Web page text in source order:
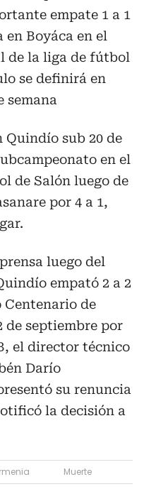
empate 1 a 1
Boyáca en el
de la liga de fútbol
se definirá en
semana
Quindío sub 20 de
en el
de Salón luego de
por 4 a 1,
luego del
empató 2 a 2
Centenario de
de septiembre por
el director técnico
Darío
su renuncia
la decisión a
Muerte